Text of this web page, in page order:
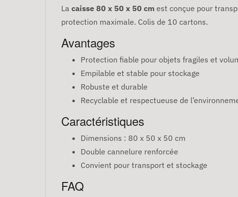
La caisse 80 x 50 x 50 cm est conçue pour
protection maximale. Colis de 10 cartons.
Avantages
Protection fiable pour objets fragiles et
Empilable et stable pour stockage
Robuste et durable
Recyclable et respectueuse de
Caractéristiques
Dimensions : 80 x 50 x 50 cm
Double cannelure renforcée
Convient pour transport et stockage
FAQ